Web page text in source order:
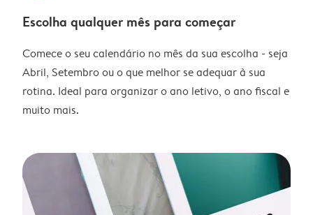
Escolha qualquer mês para começar
Comece o seu calendário no mês da sua escolha - seja
Abril, Setembro ou o que melhor se adequar à sua
rotina. Ideal para organizar o ano letivo, o ano fiscal e
muito mais.